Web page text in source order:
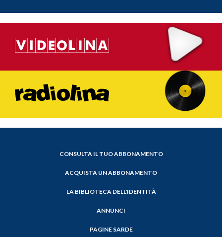
CONSULTA IL TUO ABBONAMENTO
ACQUISTA UN ABBONAMENTO
LA BIBLIOTECA DELL'IDENTITÀ
ANNUNCI
PAGINE SARDE